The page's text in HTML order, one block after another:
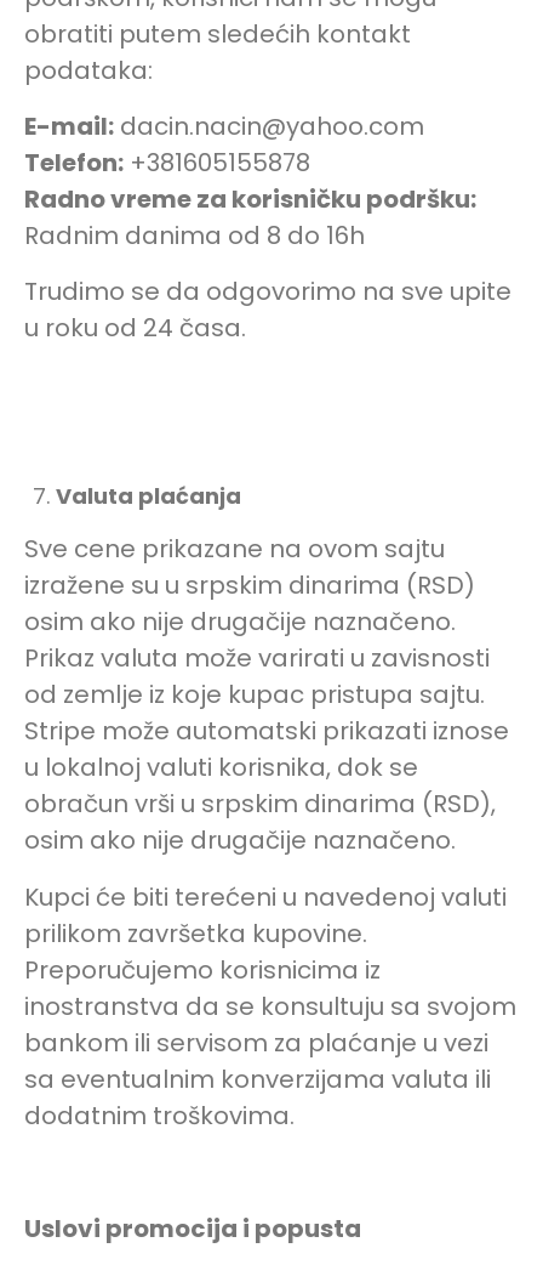
obratiti putem sledećih kontakt
podataka:
E-mail: dacin.nacin@yahoo.com
Telefon: +381605155878
Radno vreme za korisničku podršku:
Radnim danima od 8 do 16h
Trudimo se da odgovorimo na sve upite
u roku od 24 časa.
Valuta plaćanja
Sve cene prikazane na ovom sajtu
izražene su u srpskim dinarima (RSD)
osim ako nije drugačije naznačeno.
Prikaz valuta može varirati u zavisnosti
od zemlje iz koje kupac pristupa sajtu.
Stripe može automatski prikazati iznose
u lokalnoj valuti korisnika, dok se
obračun vrši u srpskim dinarima (RSD),
osim ako nije drugačije naznačeno.
Kupci će biti terećeni u navedenoj valuti
prilikom završetka kupovine.
Preporučujemo korisnicima iz
inostranstva da se konsultuju sa svojom
bankom ili servisom za plaćanje u vezi
sa eventualnim konverzijama valuta ili
dodatnim troškovima.
Uslovi promocija i popusta